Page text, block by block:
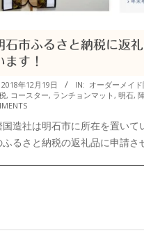
石市ふるさと納税に返
ます！
2018年12月19日 IN: オーダーメイ
, コースター, ランチョンマット , 明石,
国造社は明石市に所在を置いて
ふるさと納税の返礼品に申請さ